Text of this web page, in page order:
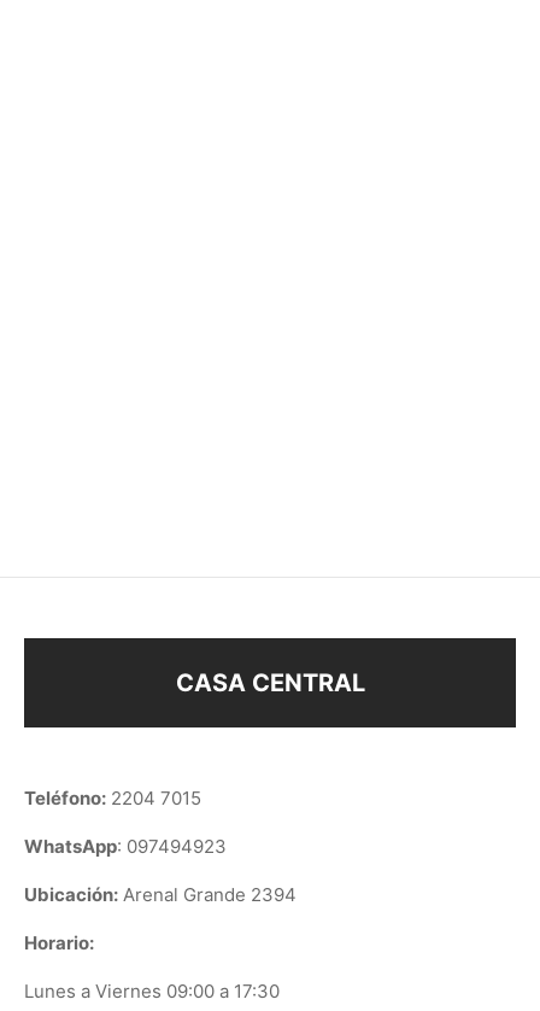
CASA CENTRAL
Teléfono: 2204 7015
WhatsApp: 097494923
Ubicación: Arenal Grande 2394
Horario:
Lunes a Viernes 09:00 a 17:30